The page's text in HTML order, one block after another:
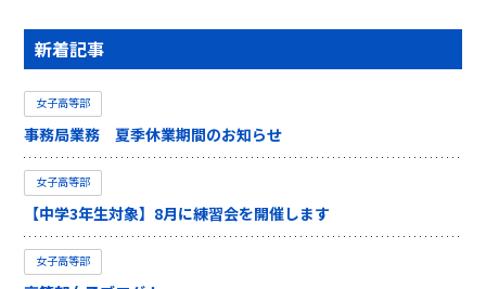
新着記事
女子高等部
事務局業務 夏季休業期間のお知らせ
女子高等部
【中学3年生対象】8月に練習会を開催します
女子高等部